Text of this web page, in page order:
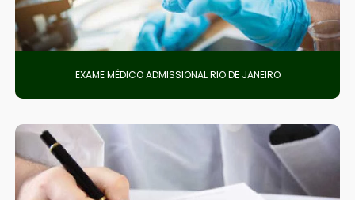
EXAME MÉDICO ADMISSIONAL RIO DE JANEIRO